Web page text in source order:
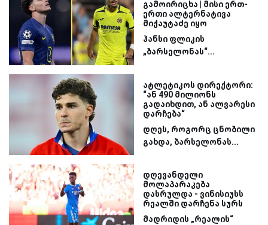
გამოირიცხა | მისი ერთ-
ერთი ალტერნატივა
მიქაუტაძე იყო
ჰანსი ფლიკის
„ბარსელონას“...
ატლეტიკოს დირექტორი:
“ან 490 მილიონს
გადაიხდით, ან ალვარესი
დარჩება“
დღეს, როგორც ცნობილი
გახდა, ბარსელონას...
დღევანდელი
მოლაპარაკება
დასრულდა - ვინისიუსს
რეალში დარჩენა სურს
მადრიდის „რეალის“